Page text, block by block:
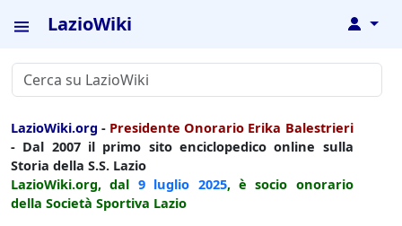
LazioWiki ↓
LazioWiki.org - Presidente Onorario Erika Balestrieri
- Dal 2007 il primo sito enciclopedico online sulla
Storia della S.S. Lazio
LazioWiki.org, dal 9 luglio 2025, è socio onorario
della Società Sportiva Lazio